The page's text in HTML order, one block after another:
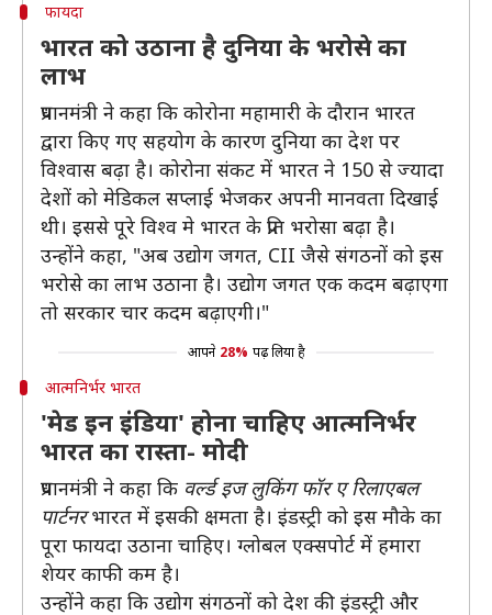
फायदा
भारत को उठाना है दुनिया के भरोसे का
लाभ
प्रधानमंत्री ने कहा कि कोरोना महामारी के दौरान भारत
द्वारा किए गए सहयोग के कारण दुनिया का देश पर
विश्वास बढ़ा है। कोरोना संकट में भारत ने 150 से ज्यादा
देशों को मेडिकल सप्लाई भेजकर अपनी मानवता दिखाई
थी। इससे पूरे विश्व मे भारत के प्रति भरोसा बढ़ा है।
उन्होंने कहा, "अब उद्योग जगत, CII जैसे संगठनों को इस
भरोसे का लाभ उठाना है। उद्योग जगत एक कदम बढ़ाएगा
तो सरकार चार कदम बढ़ाएगी।"
आपने 28% पढ़ लिया है
आत्मनिर्भर भारत
'मेड इन इंडिया' होना चाहिए आत्मनिर्भर
भारत का रास्ता- मोदी
प्रधानमंत्री ने कहा कि वर्ल्ड इज लुकिंग फॉर ए रिलाएबल
पार्टनरभारत में इसकी क्षमता है। इंडस्ट्री को इस मौके का
पूरा फायदा उठाना चाहिए। ग्लोबल एक्सपोर्ट में हमारा
शेयर काफी कम है।
उन्होंने कहा कि उद्योग संगठनों को देश की इंडस्ट्री और